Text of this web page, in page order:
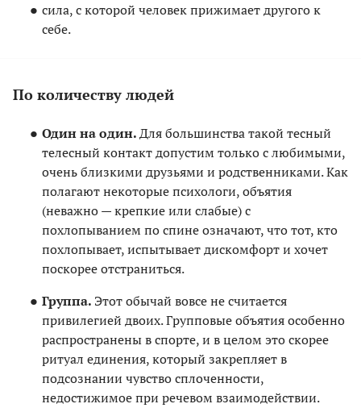
сила, с которой человек прижимает другого к
себе.
По количеству людей
Один на один.Для большинства такой тесный
телесный контакт допустим только с любимыми,
очень близкими друзьями и родственниками. Как
полагают некоторые психологи, объятия
(неважно — крепкие или слабые) с
похлопыванием по спине означают, что тот, кто
похлопывает, испытывает дискомфорт и хочет
поскорее отстраниться.
Группа. Этот обычай вовсе не считается
привилегией двоих. Групповые объятия особенно
распространены в спорте, и в целом это скорее
ритуал единения, который закрепляет в
подсознании чувство сплоченности,
недостижимое при речевом взаимодействии.